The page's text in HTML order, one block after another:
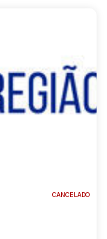
CANCELADO